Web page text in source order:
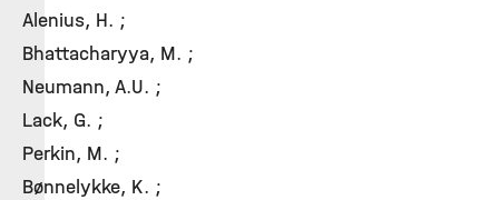
Alenius, H. ;
Bhattacharyya, M. ;
Neumann, A.U. ;
Lack, G. ;
Perkin, M. ;
Bønnelykke, K. ;